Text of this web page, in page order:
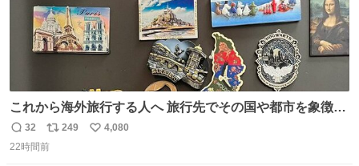
これから海外旅行する人へ 旅行先でその国や都市を象徴す
る マグネットを買って欲しい。 僕は交換留学してた1年間
で20カ国回ったけど、旅行先で必ずマグネットを買い、今
返
信
32
リ
ポ
249
い
4,080
22時間前